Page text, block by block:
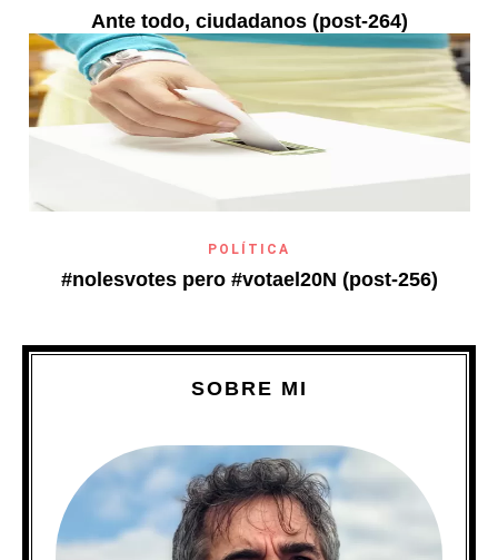
Ante todo, ciudadanos (post-264)
POLÍTICA
#nolesvotes pero #votael20N (post-256)
SOBRE MI